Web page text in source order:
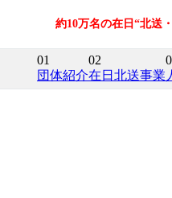
約10万名の在日“北送
01
団体紹介
02
在日北送事業